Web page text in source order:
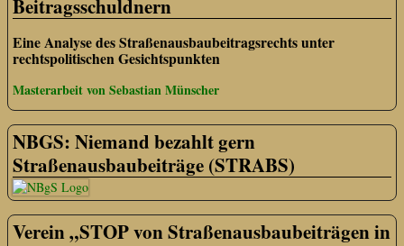
Beitragsschuldnern
Eine Analyse des Straßenausbaubeitragsrechts unter
rechtspolitischen Gesichtspunkten
Masterarbeit von Sebastian Münscher
NBGS: Niemand bezahlt gern
Straßenausbaubeiträge (STRABS)
Verein „STOP von Straßenausbaubeiträgen in